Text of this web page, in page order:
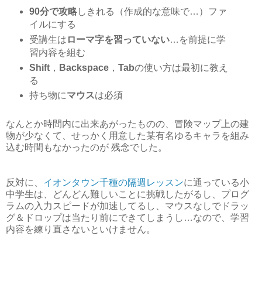
90分で攻略しきれる（作成的な意味で…）ファ
イルにする
受講生は ローマ字を習っていない…を前提に学
習内容を組む
Shift， Backspace， Tabの使い方は最初に教え
る
持ち物にマウスは必須
なんとか時間内に出来あがったものの、冒険マップ上の建
物が少なくて、せっかく用意した某有名ゆるキャラを組み
込む時間もなかったのが 残念でした。
反対に、 イオンタウン千種の隔週レッスンに通っている小
中学生は、どんどん難しいことに挑戦したがるし、プログ
ラムの入力スピードが加速してるし、マウスなしでドラッ
グ＆ドロップは当たり前にできてしまうし…なので、学習
内容を練り直さないといけません。